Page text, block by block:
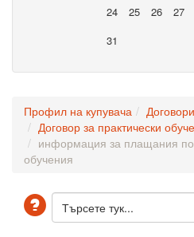
24
25 26 27
31
Профил на купувача
Договор за практически
информация за плащания по
обучения